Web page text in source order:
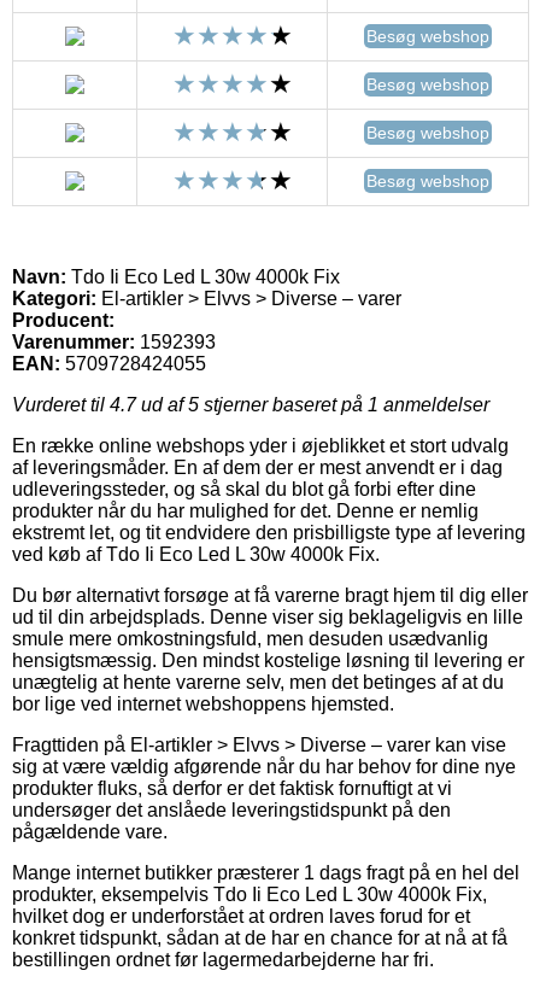
Besøg webshop
Besøg webshop
Besøg webshop
Besøg webshop
Navn: Tdo Ii Eco Led L 30w 4000k Fix
Kategori: El-artikler > Elvvs > Diverse – varer
Producent:
Varenummer: 1592393
EAN: 5709728424055
Vurderet til 4.7ud af 5 stjerner baseret på 1 anmeldelser
En række online webshops yder i øjeblikket et stort udvalg
af leveringsmåder. En af dem der er mest anvendt er i dag
udleveringssteder, og så skal du blot gå forbi efter dine
produkter når du har mulighed for det. Denne er nemlig
ekstremt let, og tit endvidere den prisbilligste type af levering
ved køb af Tdo Ii Eco Led L 30w 4000k Fix.
Du bør alternativt forsøge at få varerne bragt hjem til dig eller
ud til din arbejdsplads. Denne viser sig beklageligvis en lille
smule mere omkostningsfuld, men desuden usædvanlig
hensigtsmæssig. Den mindst kostelige løsning til levering er
unægtelig at hente varerne selv, men det betinges af at du
bor lige ved internet webshoppens hjemsted.
Fragttiden på El-artikler > Elvvs > Diverse – varer kan vise
sig at være vældig afgørende når du har behov for dine nye
produkter fluks, så derfor er det faktisk fornuftigt at vi
undersøger det anslåede leveringstidspunkt på den
pågældende vare.
Mange internet butikker præsterer 1 dags fragt på en hel del
produkter, eksempelvis Tdo Ii Eco Led L 30w 4000k Fix,
hvilket dog er underforstået at ordren laves forud for et
konkret tidspunkt, sådan at de har en chance for at nå at få
bestillingen ordnet før lagermedarbejderne har fri.